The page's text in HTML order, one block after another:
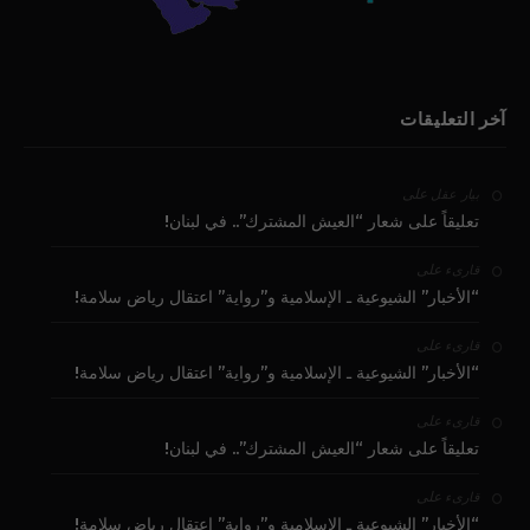
آخر التعليقات
بيار عقل على
تعليقاً على شعار “العيش المشترك”.. في لبنان!
قارىء على
“الأخبار” الشيوعية ـ الإسلامية و”رواية” اعتقال رياض سلامة!
قارىء على
“الأخبار” الشيوعية ـ الإسلامية و”رواية” اعتقال رياض سلامة!
قارىء على
تعليقاً على شعار “العيش المشترك”.. في لبنان!
قارىء على
“الأخبار” الشيوعية ـ الإسلامية و”رواية” اعتقال رياض سلامة!